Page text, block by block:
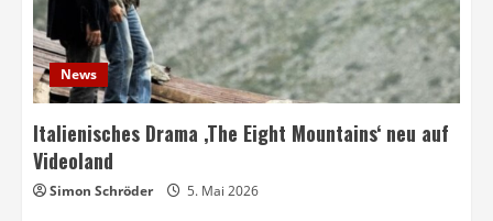
News
Italienisches Drama ‚The Eight Mountains‘ neu auf
Videoland
Simon Schröder 5. Mai 2026